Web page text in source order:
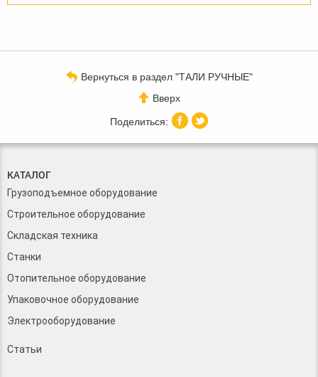
Вернуться в раздел "ТАЛИ РУЧНЫЕ"
Вверх
КАТАЛОГ
Грузоподъемное оборудование
Строительное оборудование
Складская техника
Станки
Отопительное оборудование
Упаковочное оборудование
Электрооборудование
Статьи